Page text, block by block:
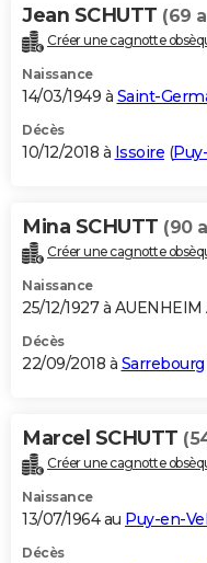
Jean SCHUTT (69
Créer une cagnotte
Naissance
14/03/1949 à Saint-
Décès
10/12/2018 à Issoire (
Mina SCHUTT (90
Créer une cagnotte
Naissance
25/12/1927 à
Décès
22/09/2018 à Sarrebourg
Marcel SCHUTT
Créer une cagnotte
Naissance
13/07/1964 au Puy-en-
Décès